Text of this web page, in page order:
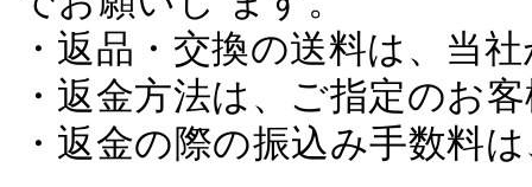
・返品・交換の送料は、当
・返金方法は、ご指定のお
・返金の際の振込み手数料